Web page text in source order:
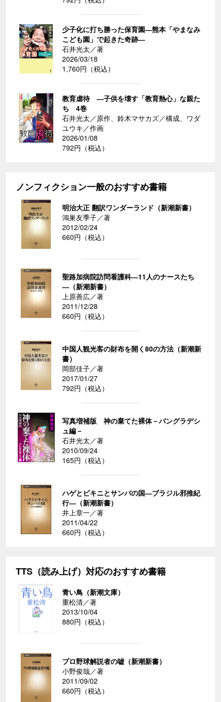
少子化に打ち勝った保育園―熊本「やまなみ
こども園」で起きた奇跡―
石井光太／著
2026/03/18
1,760円（税込）
教育虐待 ―子供を壊す「教育熱心」な親た
ち 4巻
石井光太／原作、鈴木マサカズ／構成、ワダ
ユウキ／作画
2026/01/08
792円（税込）
ノンフィクション一般のおすすめ書籍
明治大正 翻訳ワンダーランド（新潮新書）
鴻巣友季子／著
2012/02/24
660円（税込）
聖路加病院訪問看護科―11人のナースたち
―（新潮新書）
上原善広／著
2011/12/28
660円（税込）
中国人観光客の財布を開く80の方法（新潮新
書）
岡部佳子／著
2017/01/27
792円（税込）
写真増補版 神の棄てた裸体－バングラデシ
ュ編－
石井光太／著
2010/09/24
165円（税込）
ハゲとビキニとサンバの国―ブラジル邪推紀
行―（新潮新書）
井上章一／著
2011/04/22
660円（税込）
TTS（読み上げ）対応のおすすめ書籍
青い鳥（新潮文庫）
重松清／著
2013/10/04
880円（税込）
プロ野球解説者の嘘（新潮新書）
小野俊哉／著
2011/09/02
660円（税込）